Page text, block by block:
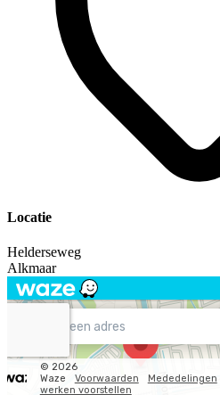
Locatie
Helderseweg
Alkmaar